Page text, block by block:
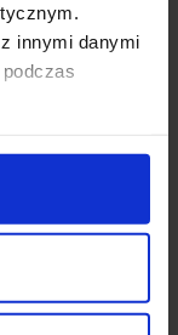
innymi danymi
Biała Ciepła
szczegóły